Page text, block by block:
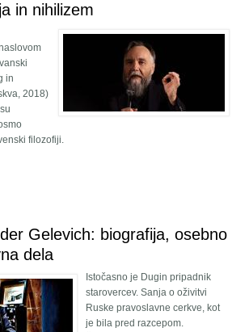
in nihilizem
in
2018)
filozofiji.
Gelevich: biografija, osebno
dela
Istočasno je Dugin pripadnik
starovercev. Sanja o oživitvi
Ruske pravoslavne cerkve, kot
je bila pred razcepom.